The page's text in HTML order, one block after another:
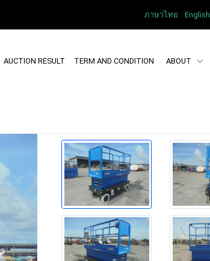
ภาษาไทย English
AUCTION RESULT TERM AND CONDITION ABOUT